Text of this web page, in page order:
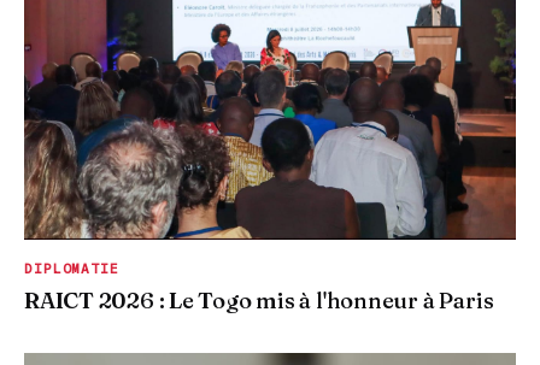
DIPLOMATIE
RAICT 2026 : Le Togo mis à l'honneur à Paris